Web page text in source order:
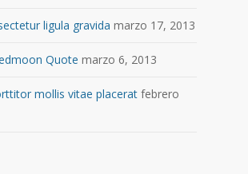
ligula gravida marzo 17, 2013
Quote marzo 6, 2013
mollis vitae placerat febrero